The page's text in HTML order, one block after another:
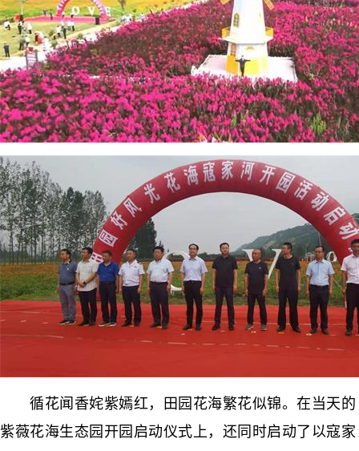
循花闻香姹紫嫣红，田园花海繁花似锦。在当天的
紫薇花海生态园开园启动仪式上，还同时启动了以寇家